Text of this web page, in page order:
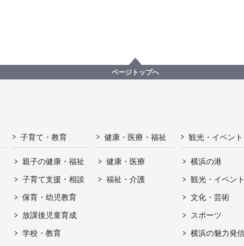
ページトップへ
子育て・教育
親子の健康・福祉
子育て支援・相談
保育・幼児教育
放課後児童育成
学校・教育
健康・医療・福祉
健康・医療
福祉・介護
観光・イベント
横浜の港
観光・イベン
文化・芸術
スポーツ
横浜の魅力発